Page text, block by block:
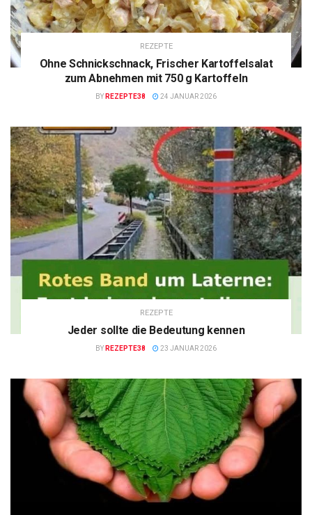
REZEPTE
Ohne Schnickschnack, Frischer Kartoffelsalat
zum Abnehmen mit 750 g Kartoffeln
BY REZEPTE38 24 JANUAR 2026
REZEPTE
Jeder sollte die Bedeutung kennen
BY REZEPTE38 23 JANUAR 2026